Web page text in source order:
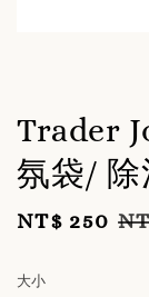
Trader
氛袋/ 除
Sale
NT$ 250
大小